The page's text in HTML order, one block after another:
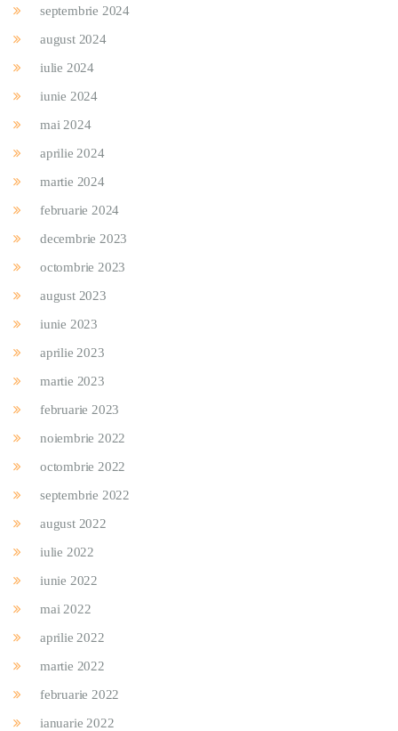
septembrie 2024
august 2024
iulie 2024
iunie 2024
mai 2024
aprilie 2024
martie 2024
februarie 2024
decembrie 2023
octombrie 2023
august 2023
iunie 2023
aprilie 2023
martie 2023
februarie 2023
noiembrie 2022
octombrie 2022
septembrie 2022
august 2022
iulie 2022
iunie 2022
mai 2022
aprilie 2022
martie 2022
februarie 2022
ianuarie 2022